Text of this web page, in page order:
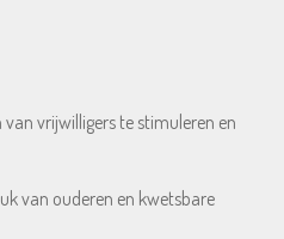
vrijwilligers te stimuleren en
van ouderen en kwetsbare